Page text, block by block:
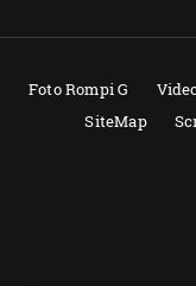
Foto Rompi G
SiteMap